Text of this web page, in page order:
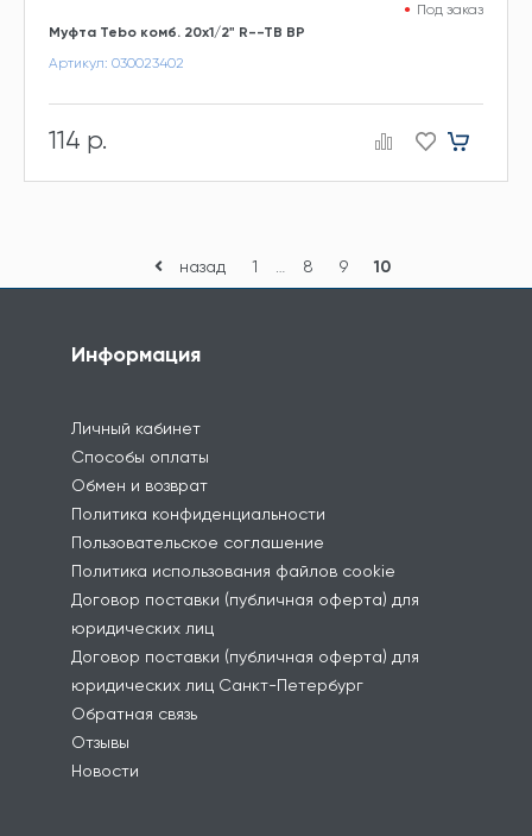
Под заказ
Муфта Tebo комб. 20x1/2" R--TB ВР
Артикул: 030023402
114 р.
назад 1 … 8 9 10
Информация
Личный кабинет
Способы оплаты
Обмен и возврат
Политика конфиденциальности
Пользовательское соглашение
Политика использования файлов cookie
Договор поставки (публичная оферта) для
юридических лиц
Договор поставки (публичная оферта) для
юридических лиц Санкт-Петербург
Обратная связь
Отзывы
Новости